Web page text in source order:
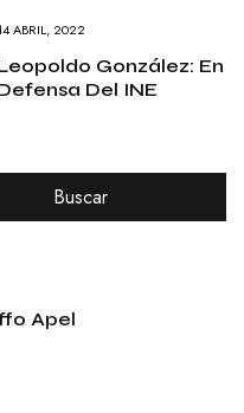
ABRIL, 2022
González: En
Del INE
Buscar
Apel